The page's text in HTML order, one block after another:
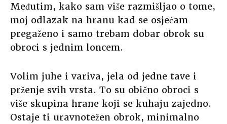
Međutim, kako sam više razmišljao o tome,
moj odlazak na hranu kad se osjećam
pregaženo i samo trebam dobar obrok su
obroci s jednim loncem.
Volim juhe i variva, jela od jedne tave i
prženje svih vrsta. To su obično obroci s
više skupina hrane koji se kuhaju zajedno.
Ostaje ti uravnotežen obrok, minimalno